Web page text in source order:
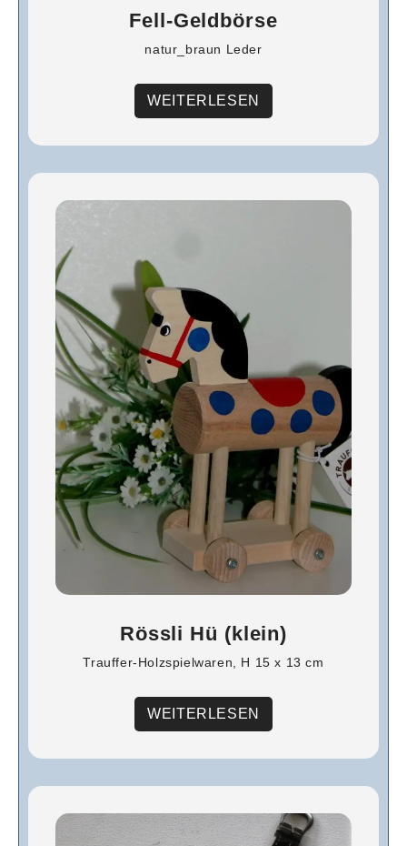
Fell-Geldbörse
natur_braun Leder
WEITERLESEN
Rössli Hü (klein)
Trauffer-Holzspielwaren, H 15 x 13 cm
WEITERLESEN